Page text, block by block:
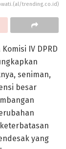
trending.co.id)
IV DPRD
seniman,
besar
yang